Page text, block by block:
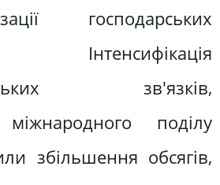
господарських
зв'язків,
поділу
збільшення обсягів,